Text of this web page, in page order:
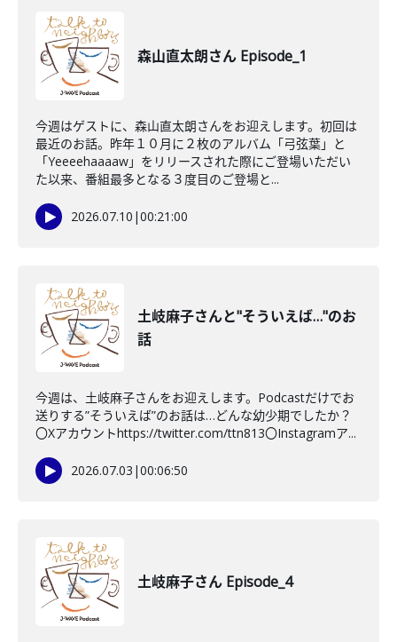
森山直太朗さん Episode_1
今週はゲストに、森山直太朗さんをお迎えします。初回は
最近のお話。昨年１０月に２枚のアルバム「弓弦葉」と
「Yeeeehaaaaw」をリリースされた際にご登場いただい
た以来、番組最多となる３度目のご登場と...
2026.07.10 |00:21:00
土岐麻子さんと"そういえば…"のお
話
今週は、土岐麻子さんをお迎えします。Podcastだけでお
送りする”そういえば”のお話は…どんな幼少期でしたか？
〇Xアカウントhttps://twitter.com/ttn813〇Instagramア...
2026.07.03 |00:06:50
土岐麻子さん Episode_4